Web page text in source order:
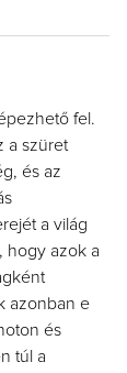
fel.
a szüret
és az
a világ
hogy azok a
azonban e
és
túl a